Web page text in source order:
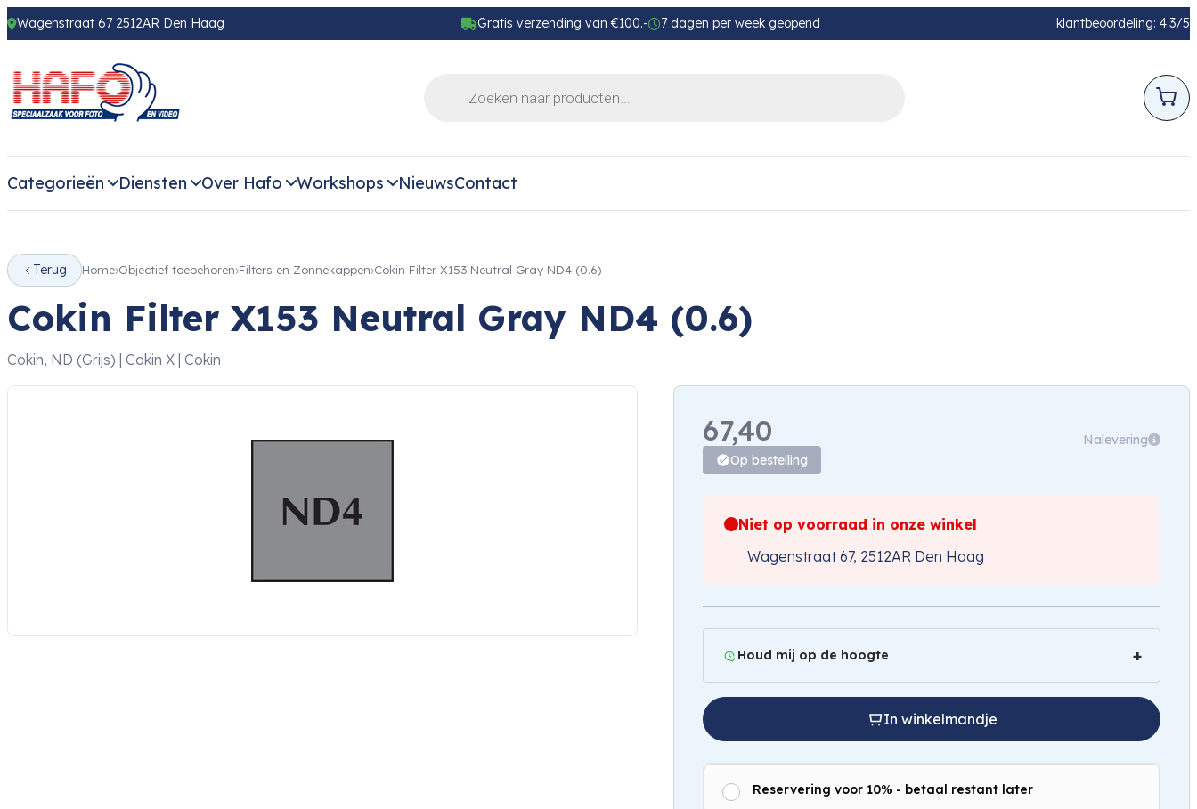
Wagenstraat 67 2512AR Den Haag Gratis verzending van €100.- 7 dagen per week geopend klantbeoordeling: 4.3/5
Categorieën Diensten Over Hafo Workshops NieuwsContact
Terug Home Objectief toebehoren Filters en Zonnekappen Cokin Filter X153 Neutral Gray ND4 (0.6)
Cokin Filter X153 Neutral Gray ND4 (0.6)
Cokin, ND (Grijs) | Cokin X | Cokin
67,40
Nalevering
Op bestelling
Niet op voorraad in onze winkel
Wagenstraat 67, 2512AR Den Haag
Houd mij op de hoogte
In winkelmandje
Reservering voor 10% - betaal restant later